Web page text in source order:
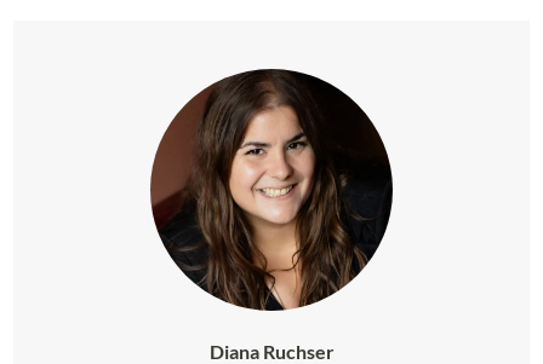
Diana Ruchser